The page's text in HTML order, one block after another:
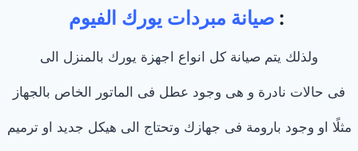
: صيانة مبردات يورك الفيوم
ولذلك يتم صيانة كل انواع اجهزة يورك بالمنزل الى
فى حالات نادرة و هى وجود عطل فى الماتور الخاص بالجهاز
مثلًا او وجود بارومة فى جهازك وتحتاج الى هيكل جديد او ترميم